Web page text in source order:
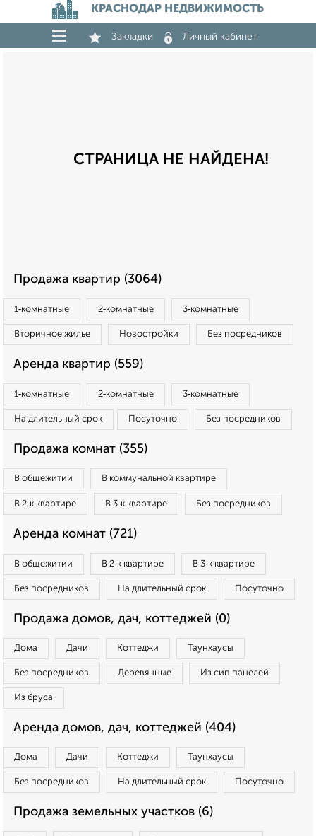
КРАСНОДАР НЕДВИЖИМОСТЬ
Закладки Личный кабинет
СТРАНИЦА НЕ НАЙДЕНА!
Продажа квартир (3064)
1‑комнатные 2‑комнатные 3‑комнатные
Вторичное жилье Новостройки Без посредников
Аренда квартир (559)
1‑комнатные 2‑комнатные 3‑комнатные
На длительный срок Посуточно Без посредников
Продажа комнат (355)
В общежитии В коммунальной квартире
В 2‑к квартире В 3‑к квартире Без посредников
Аренда комнат (721)
В общежитии В 2‑к квартире В 3‑к квартире
Без посредников На длительный срок Посуточно
Продажа домов, дач, коттеджей (0)
Дома Дачи Коттеджи Таунхаусы
Без посредников Деревянные Из сип панелей
Из бруса
Аренда домов, дач, коттеджей (404)
Дома Дачи Коттеджи Таунхаусы
Без посредников На длительный срок Посуточно
Продажа земельных участков (6)